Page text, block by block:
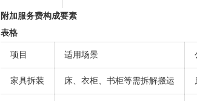
附加服务费构成要素
表格
项目 适用场景
家具拆装 床、衣柜、书柜等需拆解搬运